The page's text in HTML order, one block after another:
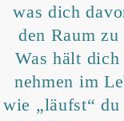
was dich
den Raum zu
Was hält
nehmen im
wie „läufst“